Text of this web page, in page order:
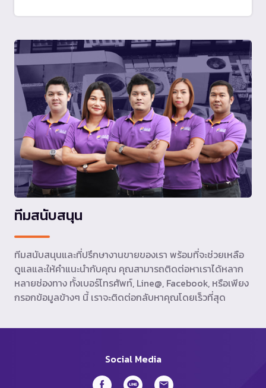
ทีมสนับสนุน
ทีมสนับสนุนและที่ปรึกษางานขายของเรา พร้อมที่จะช่วยเหลือ
ดูแลและให้คำแนะนำกับคุณ คุณสามารถติดต่อหาเราได้หลาก
หลายช่องทาง ทั้งเบอร์โทรศัพท์, Line@, Facebook, หรือเพียง
กรอกข้อมูลข้างๆ นี้ เราจะติดต่อกลับหาคุณโดยเร็วที่สุด
Social Media